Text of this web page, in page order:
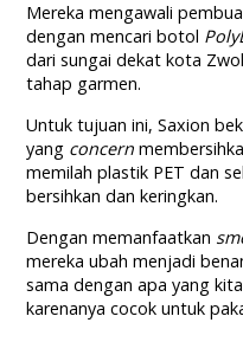
Mereka mengawali
dengan mencari botol
dari sungai dekat kota
tahap garmen.
Untuk tujuan ini, Saxion
yang concern
memilah plastik PET dan
bersihkan dan keringkan.
Dengan memanfaatkan
mereka ubah menjadi
sama dengan apa yang
karenanya cocok untuk